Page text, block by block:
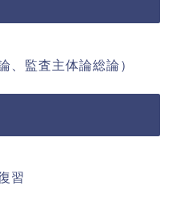
、監査主体論総論）
習